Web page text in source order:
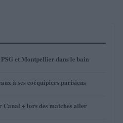
et Montpellier dans le bain
à ses coéquipiers parisiens
Canal + lors des matches aller